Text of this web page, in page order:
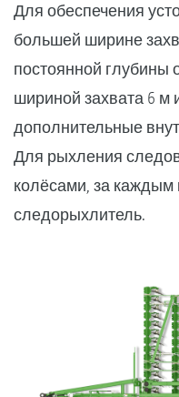
Для обеспечения
большей ширине
постоянной глубины
шириной захвата 6 м
дополнительные
Для рыхления
колёсами, за каждым
следорыхлитель.